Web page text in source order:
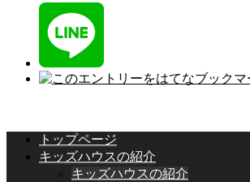
トップページ
キッズハウスの紹介
キッズハウスの紹介